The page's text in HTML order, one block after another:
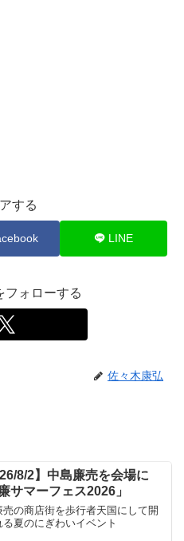
する
LINE
フォローする
佐々木康弘
8/2】中島廉売を会場に
サマーフェス2026」
売の商店街を歩行者天国にして開
る夏のにぎわいイベント